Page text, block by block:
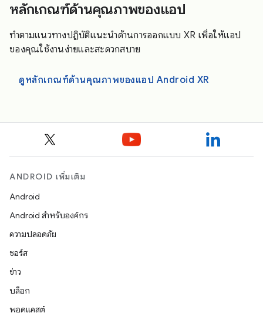
หลักเกณฑ์ด้านคุณภาพของแอป
ทำตามแนวทางปฏิบัติแนะนำด้านการออกแบบ XR เพื่อให้แอป
ของคุณใช้งานง่ายและสะดวกสบาย
ดูหลักเกณฑ์ด้านคุณภาพของแอป Android XR
ANDROID เพิ่มเติม
Android
Android สำหรับองค์กร
ความปลอดภัย
ซอร์ส
ข่าว
บล็อก
พอดแคสต์